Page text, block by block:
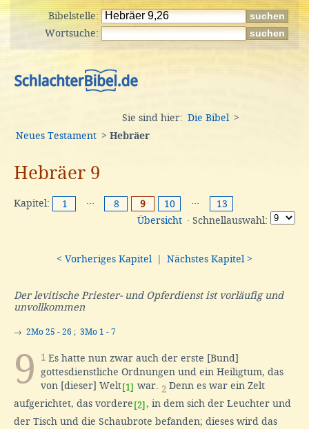
Bibelstelle:
Wortsuche:
Sie sind hier: Die Bibel
>
Neues Testament > Hebräer
Hebräer 9
Kapitel: 1 ··· 8 9 10 ···
13
Übersicht · Schnellauswahl:
< Vorheriges Kapitel Nächstes Kapitel >
Der levitische Priester- und Opferdienst ist vorläufig und
unvollkommen
→ 2Mo 25 - 26 ; 3Mo 1 - 7
9 1 Es hatte nun zwar auch der erste [Bund]
gottesdienstliche Ordnungen und ein Heiligtum, das
von [dieser] Welt [1] war. 2 Denn es war ein Zelt
aufgerichtet, das vordere [2] , in dem sich der Leuchter und
der Tisch und die Schaubrote befanden; dieses wird das